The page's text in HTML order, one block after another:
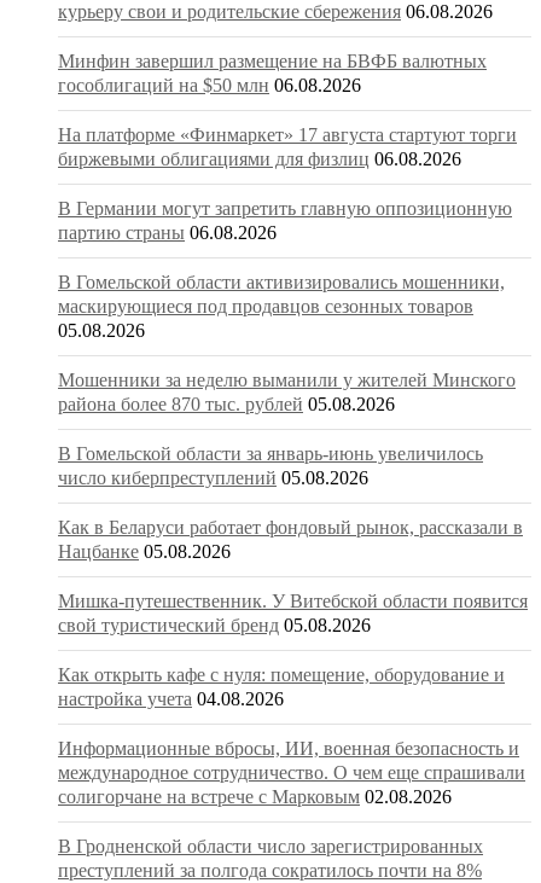
курьеру свои и родительские сбережения 06.08.2026
Минфин завершил размещение на БВФБ валютных
гособлигаций на $50 млн 06.08.2026
На платформе «Финмаркет» 17 августа стартуют торги
биржевыми облигациями для физлиц 06.08.2026
В Германии могут запретить главную оппозиционную
партию страны 06.08.2026
В Гомельской области активизировались мошенники,
маскирующиеся под продавцов сезонных товаров
05.08.2026
Мошенники за неделю выманили у жителей Минского
района более 870 тыс. рублей 05.08.2026
В Гомельской области за январь-июнь увеличилось
число киберпреступлений 05.08.2026
Как в Беларуси работает фондовый рынок, рассказали в
Нацбанке 05.08.2026
Мишка-путешественник. У Витебской области появится
свой туристический бренд 05.08.2026
Как открыть кафе с нуля: помещение, оборудование и
настройка учета 04.08.2026
Информационные вбросы, ИИ, военная безопасность и
международное сотрудничество. О чем еще спрашивали
солигорчане на встрече с Марковым 02.08.2026
В Гродненской области число зарегистрированных
преступлений за полгода сократилось почти на 8%